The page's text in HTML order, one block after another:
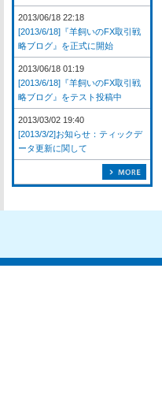
2013/06/18 22:18
[2013/6/18]『羊飼いのFX取引戦
略ブログ』を正式に開始
2013/06/18 01:19
[2013/6/18]『羊飼いのFX取引戦
略ブログ』をテスト投稿中
2013/03/02 19:40
[2013/3/2]お知らせ：ティックデ
ータ更新に関して